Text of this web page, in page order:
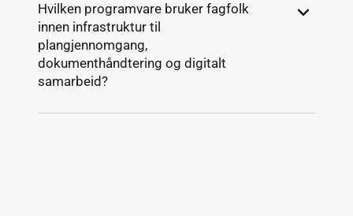
Hvilken programvare bruker fagfolk
innen infrastruktur til
plangjennomgang,
dokumenthåndtering og digitalt
samarbeid?